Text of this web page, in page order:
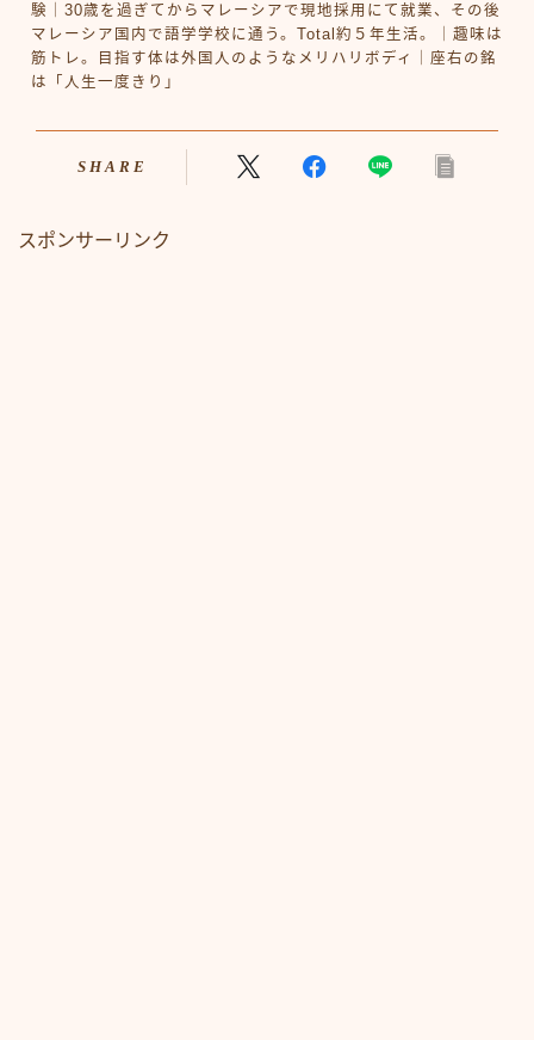
験｜30歳を過ぎてからマレーシアで現地採用にて就業、その後
マレーシア国内で語学学校に通う。Total約５年生活。｜趣味は
筋トレ。目指す体は外国人のようなメリハリボディ｜座右の銘
は「人生一度きり」
SHARE
スポンサーリンク